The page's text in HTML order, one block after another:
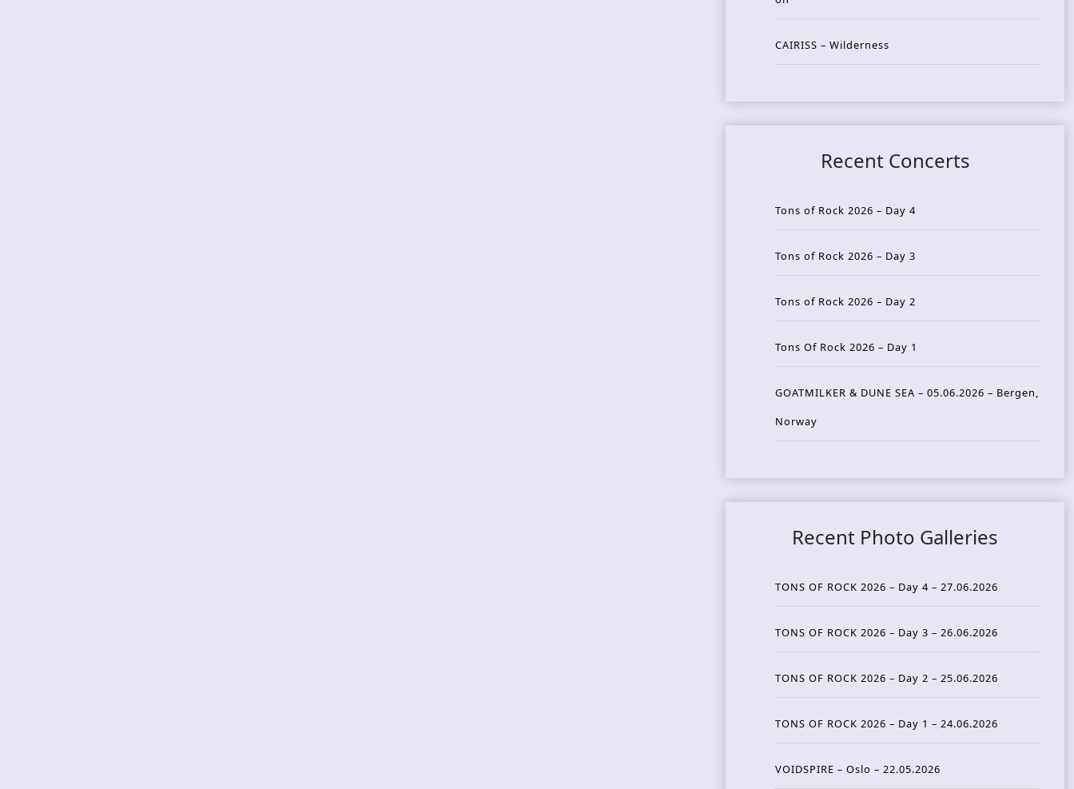
CAIRISS – Wilderness
Recent Concerts
Tons of Rock 2026 – Day 4
Tons of Rock 2026 – Day 3
Tons of Rock 2026 – Day 2
Tons Of Rock 2026 – Day 1
GOATMILKER & DUNE SEA – 05.06.2026 – Bergen,
Norway
Recent Photo Galleries
TONS OF ROCK 2026 – Day 4 – 27.06.2026
TONS OF ROCK 2026 – Day 3 – 26.06.2026
TONS OF ROCK 2026 – Day 2 – 25.06.2026
TONS OF ROCK 2026 – Day 1 – 24.06.2026
VOIDSPIRE – Oslo – 22.05.2026